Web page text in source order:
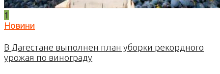
1
Новини
В Дагестане выполнен план уборки рекордного
урожая по винограду